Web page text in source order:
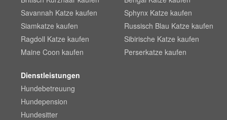
Savannah Katze kaufen
Siamkatze kaufen
Ragdoll Katze kaufen
Maine Coon kaufen
Sphynx Katze kaufen
Russisch Blau Katze kaufen
Sibirische Katze kaufen
Perserkatze kaufen
Dienstleistungen
Hundebetreuung
Hundepension
Hundesitter